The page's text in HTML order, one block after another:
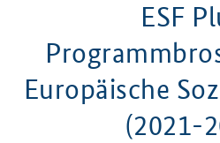
ESF
Europäische
(2021-